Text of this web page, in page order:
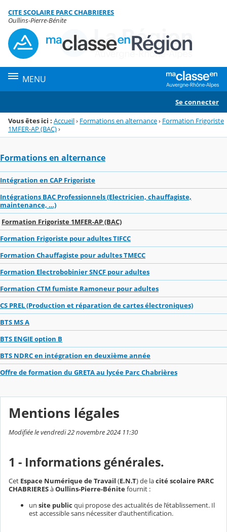
Menu de la rubrique
Contenu
CITE SCOLAIRE PARC CHABRIERES
Oullins-Pierre-Bénite
MENU
Se connecter
Vous êtes ici : Accueil› Formations en alternance› Formation Frigoriste
1MFER-AP (BAC)›
Formations en alternance
Intégration en CAP Frigoriste
Intégrations BAC Professionnels (Electricien, chauffagiste,
maintenance, …)
Formation Frigoriste 1MFER-AP (BAC)
Formation Frigoriste pour adultes TIFCC
Formation Chauffagiste pour adultes TMECC
Formation Electrobobinier SNCF pour adultes
Formation CTM fumiste Ramoneur pour adultes
CS PREL (Production et réparation de cartes électroniques)
BTS MS A
BTS ENGIE option B
BTS NDRC en intégration en deuxième année
Offre de formation du GRETA au lycée Parc Chabrières
Mentions légales
Modifiée le vendredi 22 novembre 2024 11:30
1 - Informations générales.
Cet Espace Numérique de Travail (E.N.T) de lacité scolaire PARC
CHABRIERESàOullins-Pierre-Bénitefournit :
un site public qui propose des actualités de l’établissement. Il
est accessible sans nécessiter d'authentification.